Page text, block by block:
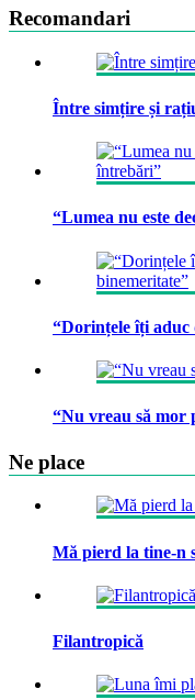
Recomandari
Între simțire și
“Lumea nu este
“Dorințele îți aduc
“Nu vreau să mor
Ne place
Mă pierd la tine-n
Filantropică